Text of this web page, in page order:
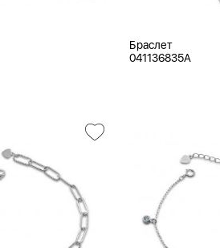
Браслет
041136835A